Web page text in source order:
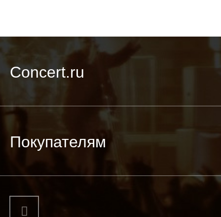
Concert.ru
Покупателям